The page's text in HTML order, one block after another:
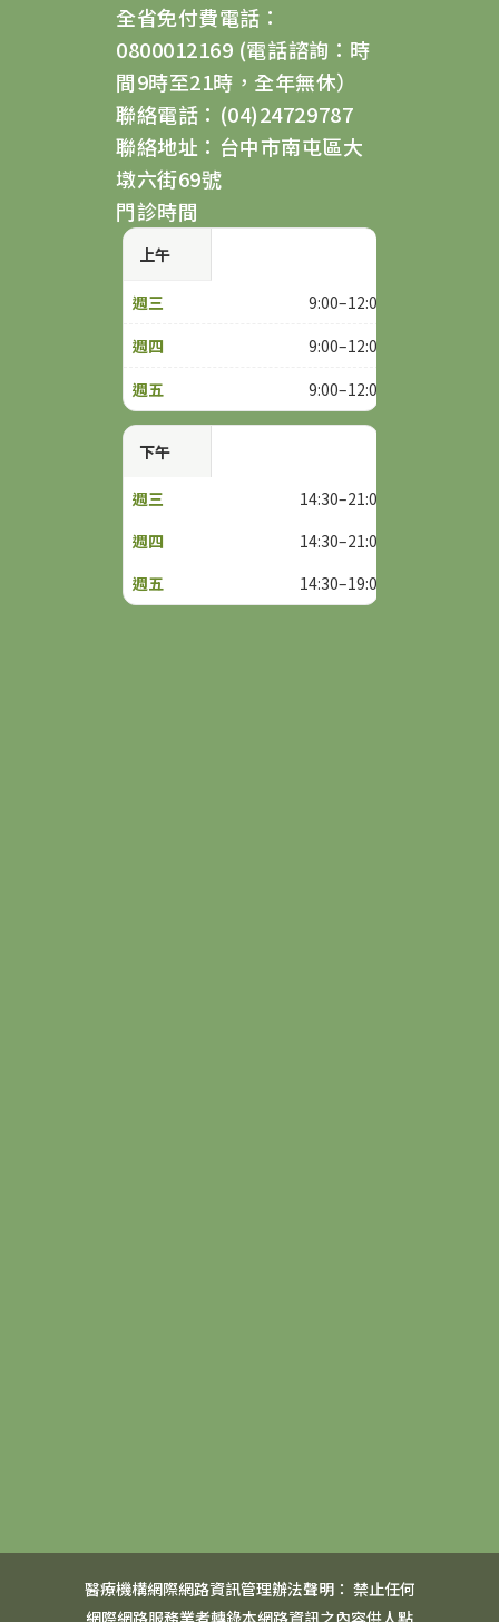
全省免付費電話：
0800012169 (電話諮詢：時
間9時至21時，全年無休）
聯絡電話：(04)24729787
聯絡地址：台中市南屯區大
墩六街69號
門診時間
上午
9:00–12:00
9:00–12:00
9:00–12:00
下午
14:30–21:00
14:30–21:00
14:30–19:00
醫療機構網際網路資訊管理辦法聲明： 禁止任何
網際網路服務業者轉錄本網路資訊之內容供人點